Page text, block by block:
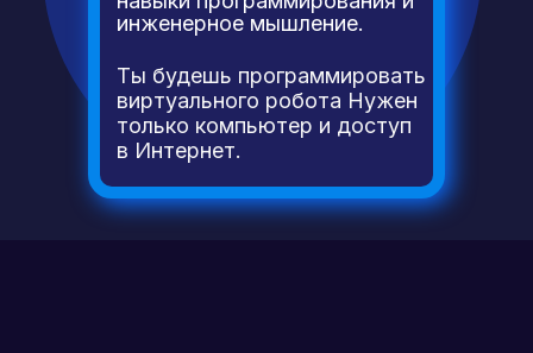
Ты будешь программировать
виртуального робота Нужен
только компьютер и доступ
в Интернет.
инженерное мышление.
виртуальной робототехники
Кулибин
Скачать платформу